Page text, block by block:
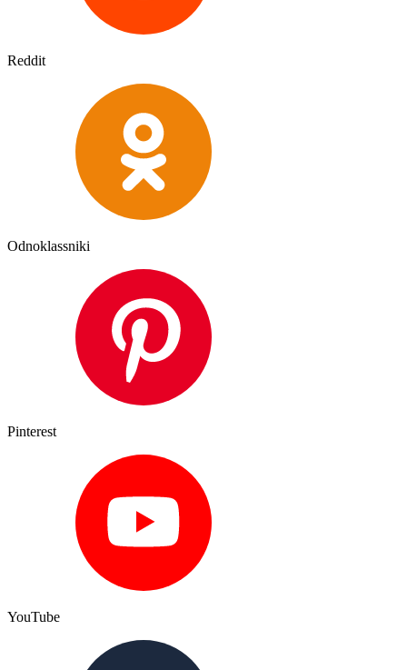
Reddit
Odnoklassniki
Pinterest
YouTube